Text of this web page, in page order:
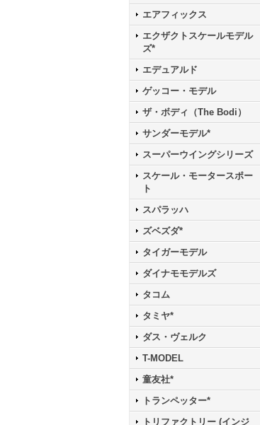
エアフィックス
エクザクトスケールモデル
ズ*
エデュアルド
ゲッコー・モデル
ザ・ボディ（The Bodi）
サンダーモデル*
スーパーウイングシリーズ
スケール・モータースポー
ト
スパラッハ
ズベズダ*
タイガーモデル
ダイナモモデルズ
タコム
タミヤ*
ダス・ヴェルク
T-MODEL
童友社*
トランペッター*
トリファクトリー (インジ